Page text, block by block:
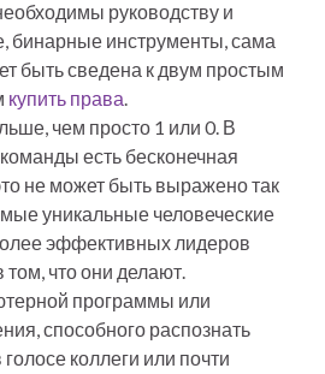
руководству и
бинарные инструменты, сама
быть сведена к двум простым
купить права.
чем просто 1 или 0. В
есть бесконечная
не может быть выражено так
уникальные человеческие
эффективных лидеров
что они делают.
программы или
способного распознать
коллеги или почти